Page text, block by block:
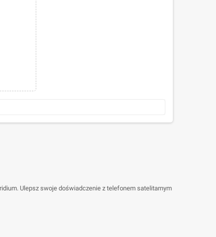
Ulepsz swoje doświadczenie z telefonem satelitarnym